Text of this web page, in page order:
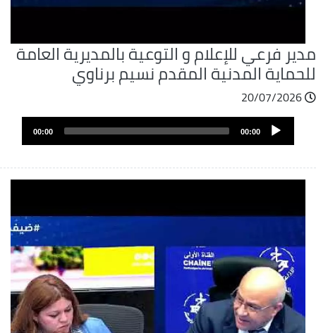
فرعي للإعلام و التوعية بالمديرية العامة
المدنية المقدم نسيم برناوي
20/07/2026
ملفAudio
Player
00:00
00:00